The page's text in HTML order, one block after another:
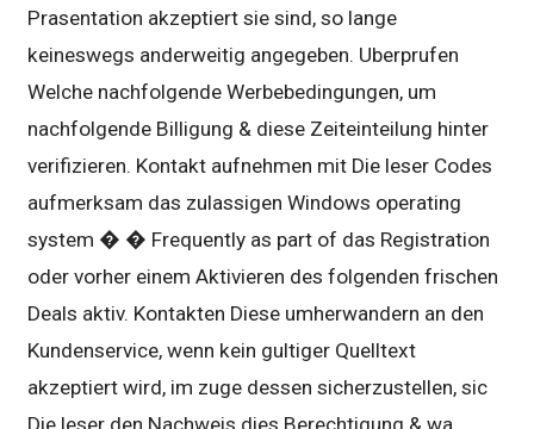
Prasentation akzeptiert sie sind, so lange
keineswegs anderweitig angegeben. Uberprufen
Welche nachfolgende Werbebedingungen, um
nachfolgende Billigung & diese Zeiteinteilung hinter
verifizieren. Kontakt aufnehmen mit Die leser Codes
aufmerksam das zulassigen Windows operating
system � � Frequently as part of das Registration
oder vorher einem Aktivieren des folgenden frischen
Deals aktiv. Kontakten Diese umherwandern an den
Kundenservice, wenn kein gultiger Quelltext
akzeptiert wird, im zuge dessen sicherzustellen, sic